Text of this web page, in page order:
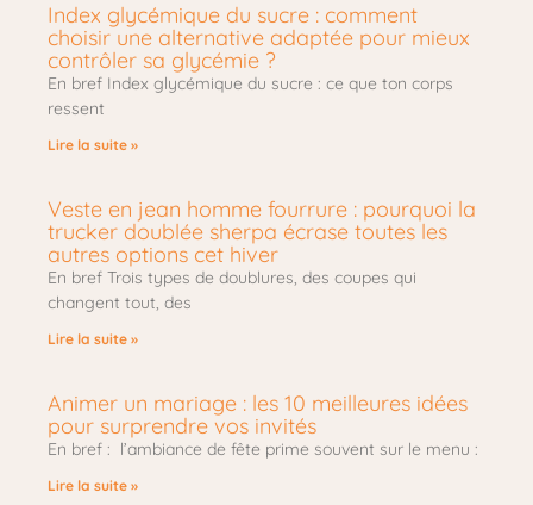
Index glycémique du sucre : comment
choisir une alternative adaptée pour mieux
contrôler sa glycémie ?
En bref Index glycémique du sucre : ce que ton corps
ressent
Lire la suite »
Veste en jean homme fourrure : pourquoi la
trucker doublée sherpa écrase toutes les
autres options cet hiver
En bref Trois types de doublures, des coupes qui
changent tout, des
Lire la suite »
Animer un mariage : les 10 meilleures idées
pour surprendre vos invités
En bref : l’ambiance de fête prime souvent sur le menu :
Lire la suite »